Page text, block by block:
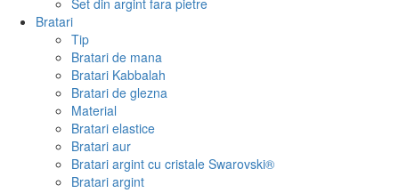
Set din argint fara pietre
Bratari
Tip
Bratari de mana
Bratari Kabbalah
Bratari de glezna
Material
Bratari elastice
Bratari aur
Bratari argint cu cristale Swarovski®
Bratari argint